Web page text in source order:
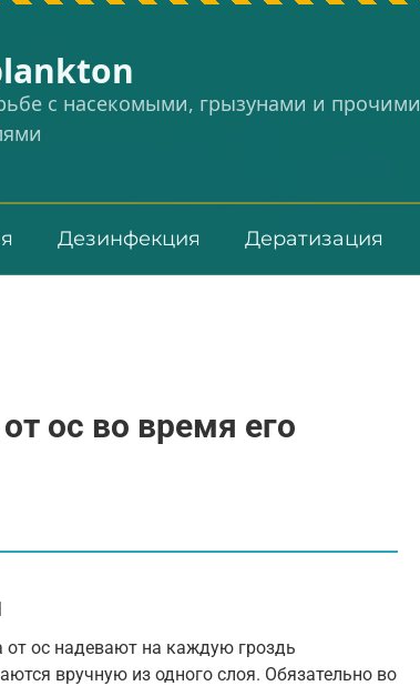
с насекомыми, грызунами и прочими
Дезинфекция Дератизация
ос во время его
ос надевают на каждую гроздь
вручную из одного слоя. Обязательно во